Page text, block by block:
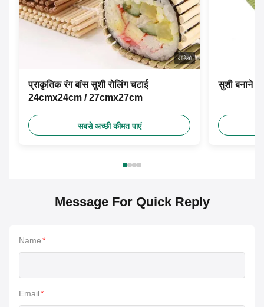
वीडियो
प्राकृतिक रंग बांस सुशी रोलिंग चटाई
24cmx24cm / 27cmx27cm
सबसे अच्छी कीमत पाएं
सुशी बनाने के
Message For Quick Reply
Name*
Email*